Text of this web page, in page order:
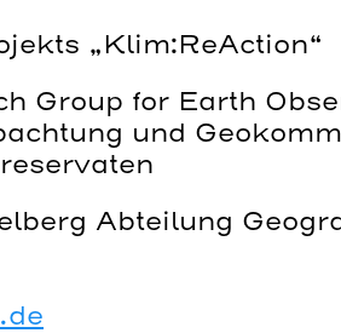
„Klim:ReAction“
Group for Earth
und
Abteilung